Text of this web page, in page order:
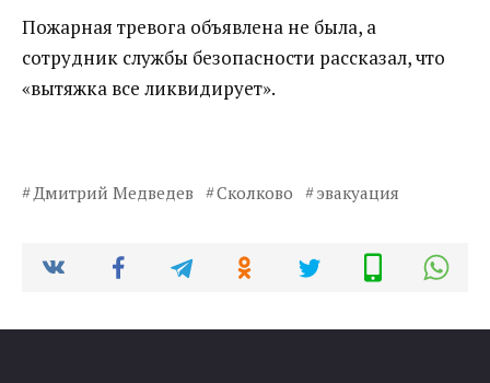
Пожарная тревога объявлена не была, а
сотрудник службы безопасности рассказал, что
«вытяжка все ликвидирует».
Дмитрий Медведев Сколково эвакуация